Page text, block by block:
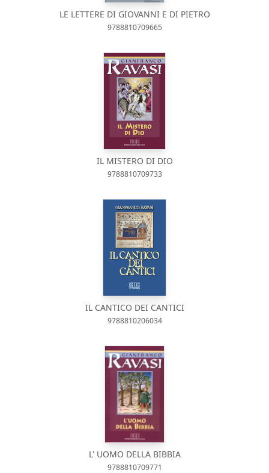
LE LETTERE DI GIOVANNI E DI PIETRO
9788810709665
IL MISTERO DI DIO
9788810709733
IL CANTICO DEI CANTICI
9788810206034
L' UOMO DELLA BIBBIA
9788810709771